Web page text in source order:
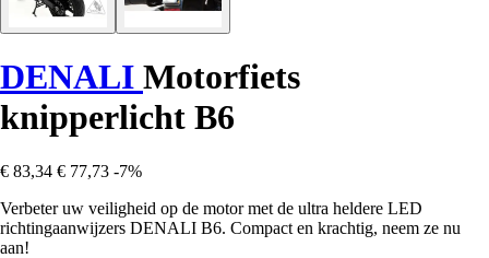
DENALI Motorfiets
knipperlicht B6
€ 83,34 € 77,73 -7%
Verbeter uw veiligheid op de motor met de ultra heldere LED
richtingaanwijzers DENALI B6. Compact en krachtig, neem ze nu
aan!